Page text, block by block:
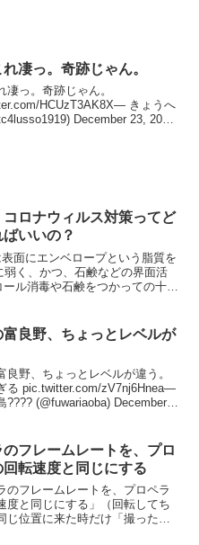
凄っ。奇跡じゃん。
凄っ。奇跡じゃん。
HCUzT3AK8X— きょうへ
December 23, 2020
コロナウィルス対策ってど
ばいいの？
面にエンベロープという脂質を
く、かつ、石鹸などの界面活
ル消毒や石鹸をつかっての十分
富良野、ちょっとレベルが
良野、ちょっとレベルが違う。
る pic.twitter.com/zV7nj6Hnea—
???? (@fuwariaoba) December
のフレームレートを、プロ
回転速度と同じにする
のフレームレートを、プロペラ
度と同じにする」（回転してち
じ位置に来た時だけ「撮った」